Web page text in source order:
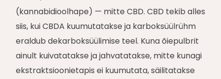
(kannabidioolhape) — mitte CBD. CBD tekib alles
siis, kui CBDA kuumutatakse ja karboksüülrühm
eraldub dekarboksüülimise teel. Kuna õiepulbrit
ainult kuivatatakse ja jahvatatakse, mitte kunagi
ekstraktsioonietapis ei kuumutata, säilitatakse